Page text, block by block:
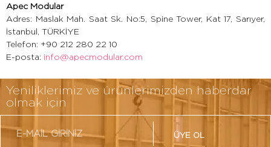
Apec Modular
Adres: Maslak Mah. Saat Sk. No:5, Spine Tower, Kat 17, Sarıyer,
İstanbul, TÜRKİYE
Telefon: +90 212 280 22 10
E-posta: info@apecmodular.com
Yeniliklerimiz ve ürünlerimizden haberdar
olmak için
ÜYE OL